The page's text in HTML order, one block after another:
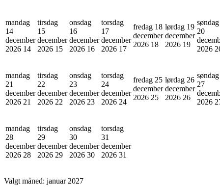
mandag
14
december
2026 14
tirsdag
15
december
2026 15
onsdag
16
december
2026 16
torsdag
17
december
2026 17
fredag 18
december
2026 18
lørdag 19
december
2026 19
søndag
20
2026
mandag
21
december
2026 21
tirsdag
22
december
2026 22
onsdag
23
december
2026 23
torsdag
24
december
2026 24
fredag 25
december
2026 25
lørdag 26
december
2026 26
søndag
27
2026
mandag
28
december
2026 28
tirsdag
29
december
2026 29
onsdag
30
december
2026 30
torsdag
31
december
2026 31
Valgt måned: januar 2027